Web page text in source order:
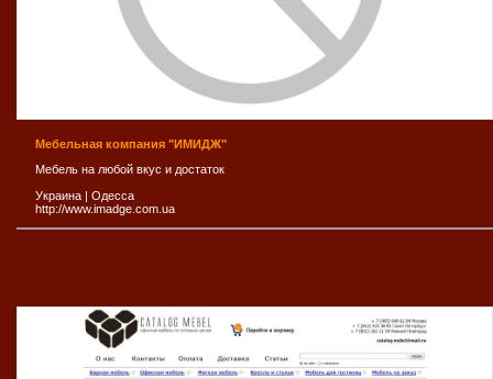
Мeбельная компания "ИМИДЖ"
Мебель на любой вкус и достаток
Украина | Одесса
http://www.imadge.com.ua